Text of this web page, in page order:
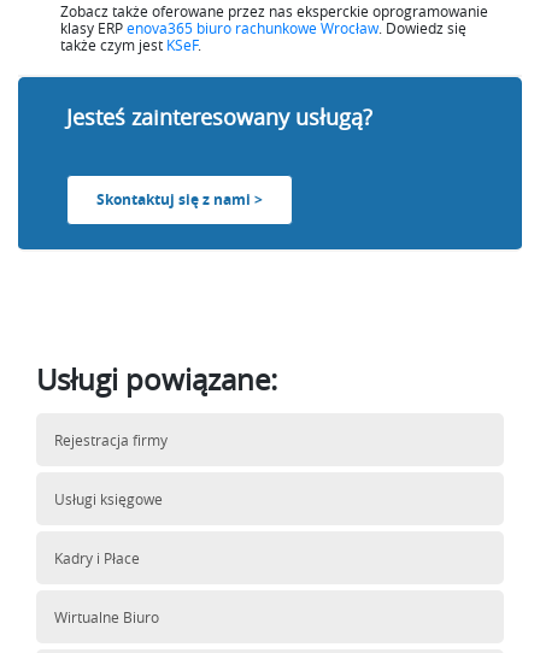
Usługi powiązane:
Rejestracja firmy
Usługi księgowe
Kadry i Płace
Wirtualne Biuro
Zobacz także oferowane przez nas eksperckie oprogramowanie
klasy ERPenova365 biuro rachunkowe Wrocław . Dowiedz się
także czym jest KSeF.
Jesteś zainteresowany usługą?
Skontaktuj się z nami >